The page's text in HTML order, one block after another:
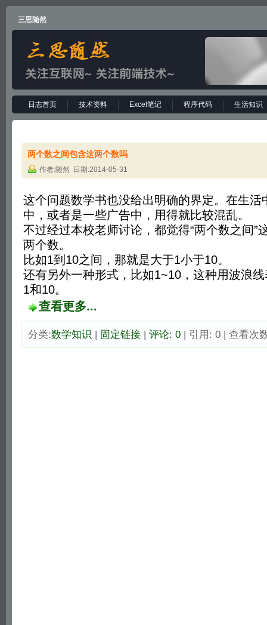
三思随然
日志首页 技术资料 Excel笔记 程序代码 生活知识
两个数之间包含这两个数吗
作者:随然 日期:2014-05-31
这个问题数学书也没给出明确的界定。在生活
中，或者是一些广告中，用得就比较混乱。
不过经过本校老师讨论，都觉得“两个数之间”
两个数。
比如1到10之间，那就是大于1小于10。
还有另外一种形式，比如1~10，这种用波浪
1和10。
查看更多...
分类:数学知识 | 固定链接| 评论: 0| 引用: 0 | 查看次